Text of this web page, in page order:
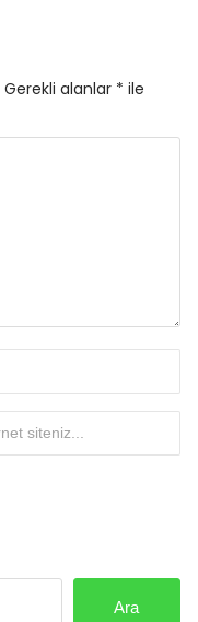
Gerekli alanlar * ile
Ara